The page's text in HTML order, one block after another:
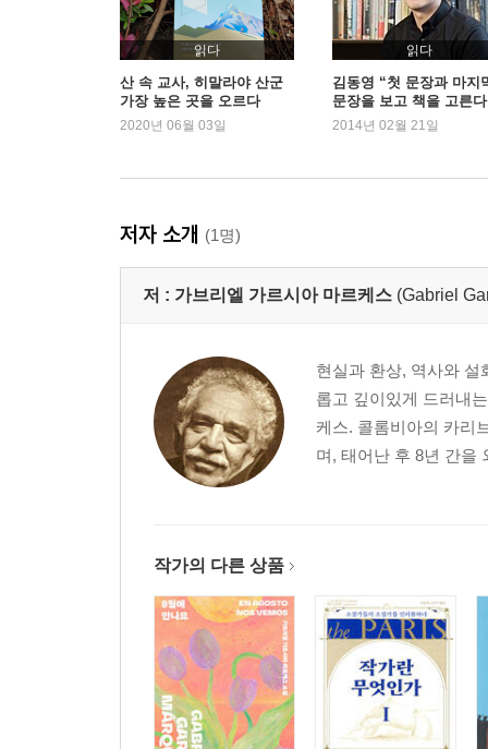
읽다
산 속 교사, 히말라야 산군
가장 높은 곳을 오르다
2020년 06월 03일
읽다
김동영 “첫 문장과 마지
문장을 보고 책을 고른
2014년 02월 21일
저자 소개 (1명)
저 : 가브리엘 가르시아 마르케스 (Gabriel
현실과 환상, 역사와
롭고 깊이있게 드러내
케스. 콜롬비아의 카리
며, 태어난 후 8년 간을
작가의 다른 상품